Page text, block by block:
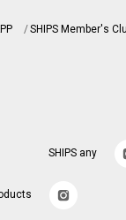
SHIPS Member's
SHIPS any